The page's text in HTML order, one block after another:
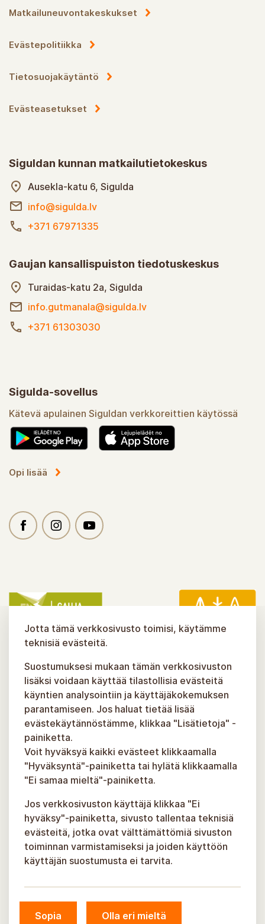
Matkailuneuvontakeskukset
Evästepolitiikka
Tietosuojakäytäntö
Evästeasetukset
Siguldan kunnan matkailutietokeskus
Ausekla-katu 6, Sigulda
info@sigulda.lv
+371 67971335
Gaujan kansallispuiston tiedotuskeskus
Turaidas-katu 2a, Sigulda
info.gutmanala@sigulda.lv
+371 61303030
Sigulda-sovellus
Kätevä apulainen Siguldan verkkoreittien käytössä
Opi lisää
Jotta tämä verkkosivusto toimisi, käytämme
teknisiä evästeitä.
Suostumuksesi mukaan tämän verkkosivuston
lisäksi voidaan käyttää tilastollisia evästeitä
käyntien analysointiin ja käyttäjäkokemuksen
parantamiseen. Jos haluat tietää lisää
evästekäytännöstämme, klikkaa "Lisätietoja" -
painiketta.
Voit hyväksyä kaikki evästeet klikkaamalla
"Hyväksyntä"-painiketta tai hylätä klikkaamalla
"Ei samaa mieltä"-painiketta.
Jos verkkosivuston käyttäjä klikkaa "Ei
hyväksy"-painiketta, sivusto tallentaa teknisiä
evästeitä, jotka ovat välttämättömiä sivuston
toiminnan varmistamiseksi ja joiden käyttöön
käyttäjän suostumusta ei tarvita.
Sopia Olla eri mieltä